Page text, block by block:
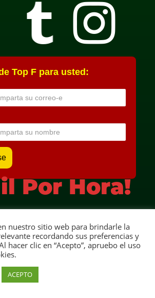
Top F para usted:
Por Hora!
nuestro sitio web para brindarle la
recordando sus preferencias y
hacer clic en “Acepto”, apruebo el uso
ACEPTO